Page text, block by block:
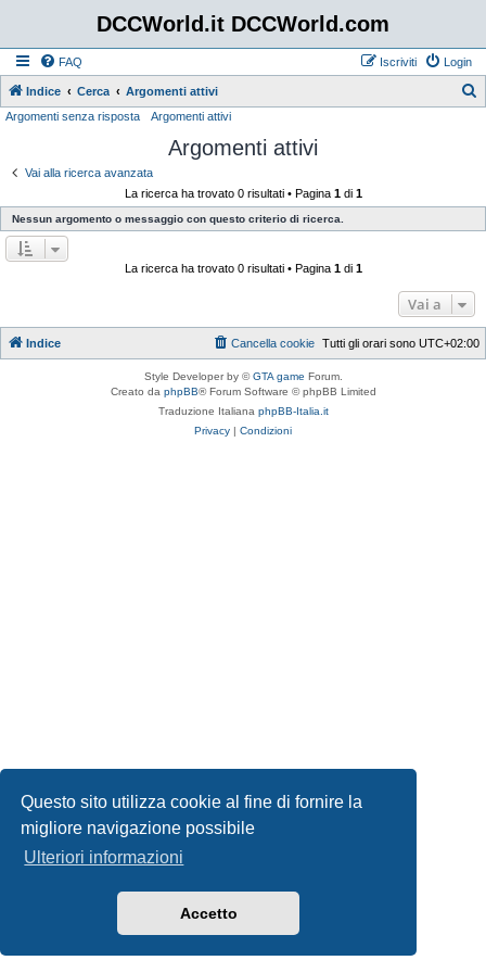
Questo sito utilizza cookie al fine di fornire la
migliore navigazione possibile
Ulteriori informazioni
Accetto
DCCWorld.it DCCWorld.com
FAQ Login
Iscriviti
Indice Cerca Argomenti attivi
Argomenti senza risposta Argomenti attivi
Argomenti attivi
Vai alla ricerca avanzata
La ricerca ha trovato 0 risultati • Pagina 1di 1
Nessun argomento o messaggio con questo criterio di ricerca.
La ricerca ha trovato 0 risultati • Pagina 1di 1
Vai a
Indice Tutti gli orari sono UTC+02:00
Cancella cookie
Style Developer by ©GTA game Forum.
Creato da phpBB® Forum Software © phpBB Limited
Traduzione Italiana phpBB-Italia.it
Privacy | Condizioni